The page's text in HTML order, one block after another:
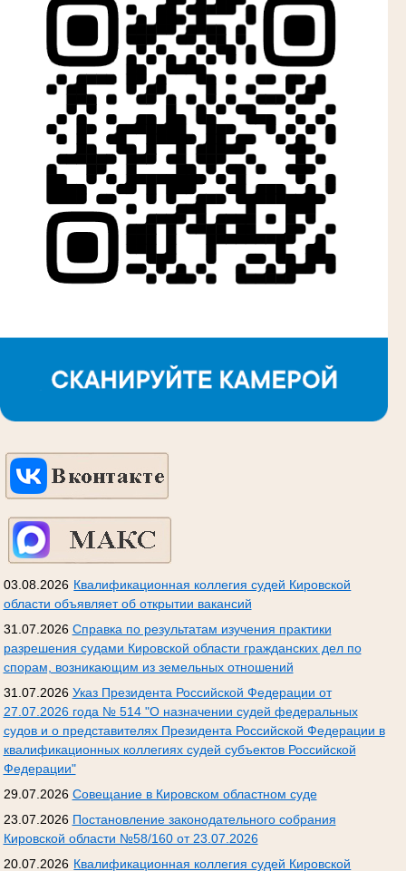
03.08.2026 Квалификационная коллегия судей Кировской
области объявляет об открытии вакансий
31.07.2026 Справка по результатам изучения практики
разрешения судами Кировской области гражданских дел по
спорам, возникающим из земельных отношений
31.07.2026 Указ Президента Российской Федерации от
27.07.2026 года № 514 "О назначении судей федеральных
судов и о представителях Президента Российской Федерации в
квалификационных коллегиях судей субъектов Российской
Федерации"
29.07.2026 Совещание в Кировском областном суде
23.07.2026 Постановление законодательного собрания
Кировской области №58/160 от 23.07.2026
20.07.2026 Квалификационная коллегия судей Кировской